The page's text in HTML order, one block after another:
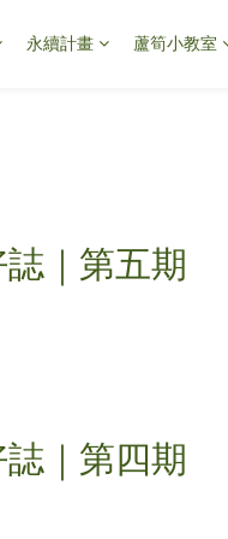
永續計畫 蘆筍小教室
｜第五期
｜第四期